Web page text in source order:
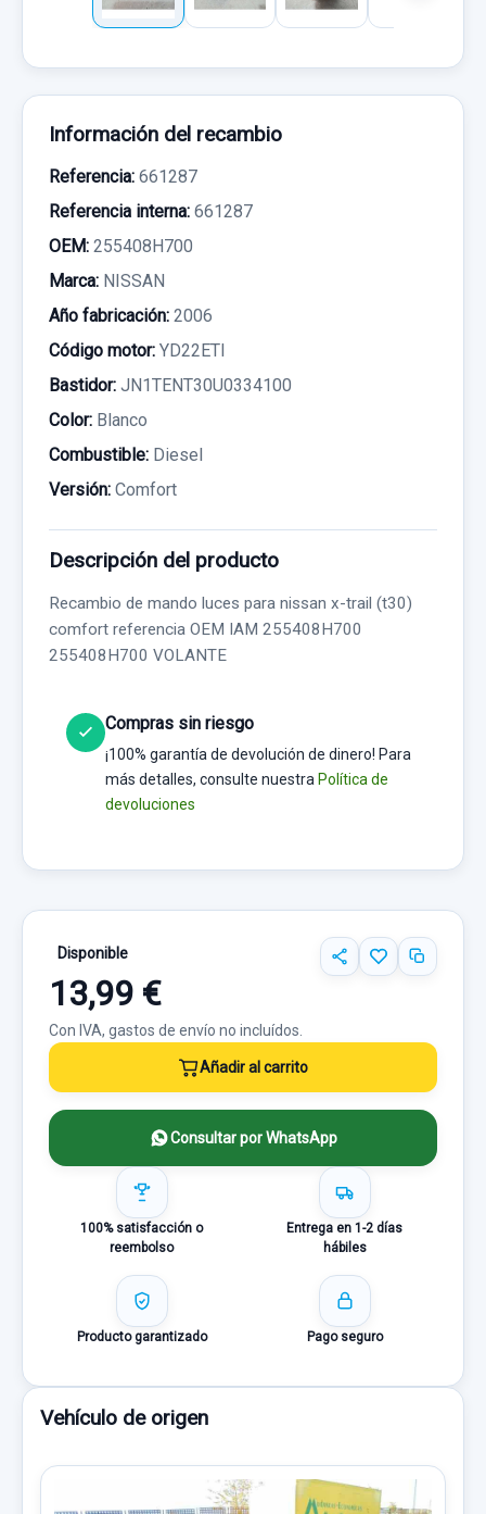
Información del recambio
Referencia: 661287
Referencia interna: 661287
OEM: 255408H700
Marca: NISSAN
Año fabricación: 2006
Código motor: YD22ETI
Bastidor: JN1TENT30U0334100
Color: Blanco
Combustible: Diesel
Versión: Comfort
Descripción del producto
Recambio de mando luces para nissan x-trail (t30)
comfort referencia OEM IAM 255408H700
255408H700 VOLANTE
Compras sin riesgo
¡100% garantía de devolución de dinero! Para
más detalles, consulte nuestra Política de
devoluciones
Disponible
13,99 €
Con IVA, gastos de envío no incluídos.
Añadir al carrito
Consultar por WhatsApp
100% satisfacción o
reembolso
Entrega en 1-2 días
hábiles
Producto garantizado Pago seguro
Vehículo de origen